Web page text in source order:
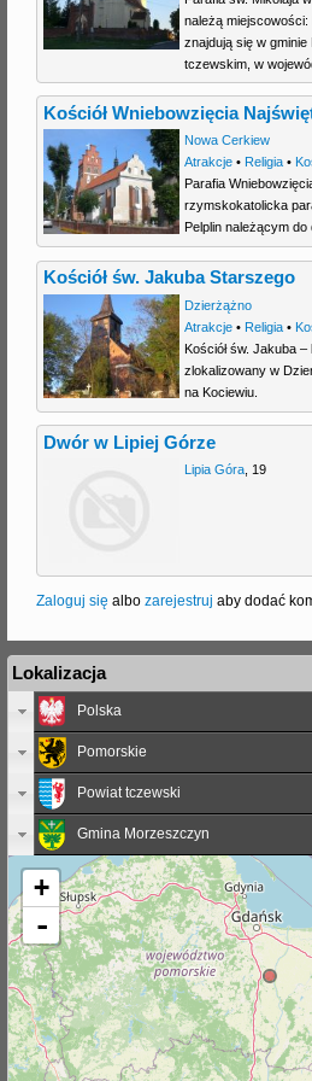
należą
znajdują się w
tczewskim, w
Kościół Wniebowzięcia
Nowa Cerkiew
Atrakcje• Religia•
Parafia
rzymskokatolicka
Pelplin należącym do
Kościół św. Jakuba Starszego
Dzierżążno
Atrakcje• Religia•
Kościół św. Jakuba
zlokalizowany w
na Kociewiu.
Dwór w Lipiej Górze
Lipia Góra, 19
Zaloguj się albo zarejestruj aby dodać
Lokalizacja
Polska
Pomorskie
Powiat tczewski
Gmina Morzeszczyn
+
-